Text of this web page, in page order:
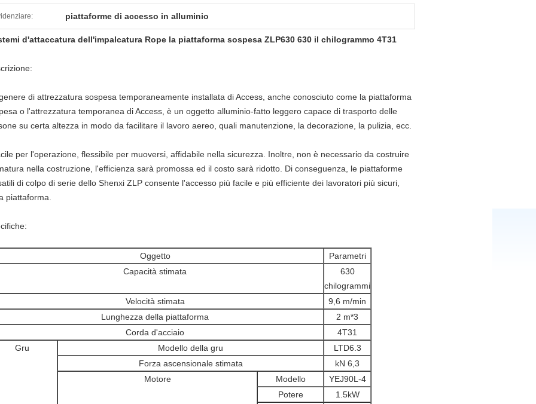
piattaforme di accesso in alluminio
d'attaccatura dell'impalcatura Rope la piattaforma sospesa ZLP630 630 il chilogrammo 4T31
di attrezzatura sospesa temporaneamente installata di Access, anche conosciuto come la piattaforma
o l'attrezzatura temporanea di Access, è un oggetto alluminio-fatto leggero capace di trasporto delle
su certa altezza in modo da facilitare il lavoro aereo, quali manutenzione, la decorazione, la pulizia, ecc.
per l'operazione, flessibile per muoversi, affidabile nella sicurezza. Inoltre, non è necessario da costruire
nella costruzione, l'efficienza sarà promossa ed il costo sarà ridotto. Di conseguenza, le piattaforme
di colpo di serie dello Shenxi ZLP consente l'accesso più facile e più efficiente dei lavoratori più sicuri,
piattaforma.
Oggetto
Parametri
Capacità stimata
630
chilogrammi
Velocità stimata
9,6 m/min
Lunghezza della piattaforma
2 m*3
Corda d'acciaio
4T31
Gru
Modello della gru
LTD6.3
Forza ascensionale stimata
kN 6,3
Motore
Modello
YEJ90L-4
Potere
1.5kW